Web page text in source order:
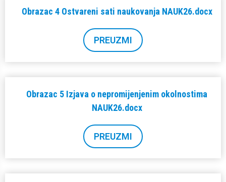
Obrazac 4 Ostvareni sati naukovanja NAUK26.docx
PREUZMI
Obrazac 5 Izjava o nepromijenjenim okolnostima
NAUK26.docx
PREUZMI